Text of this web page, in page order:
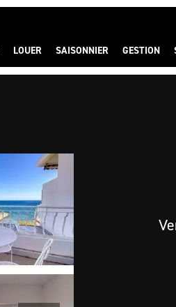
LOUER SAISONNIER GESTION